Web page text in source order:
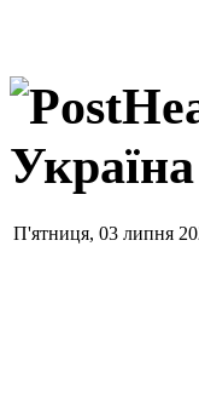
П'ятниця, 03 липня